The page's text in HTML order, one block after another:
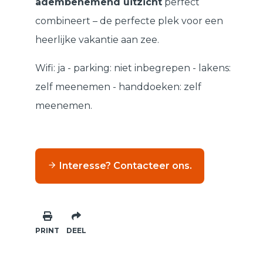
combineert – de perfecte plek voor een
heerlijke vakantie aan zee.
Wifi: ja - parking: niet inbegrepen - lakens:
zelf meenemen - handdoeken: zelf
meenemen.
Interesse? Contacteer ons.
PRINT DEEL